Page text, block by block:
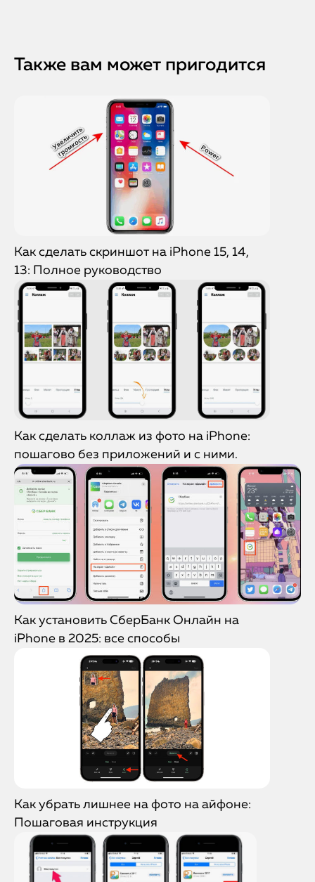
Также вам может пригодится
Как сделать скриншот на iPhone 15, 14,
13: Полное руководство
Как сделать коллаж из фото на iPhone:
пошагово без приложений и с ними.
Как установить СберБанк Онлайн на
iPhone в 2025: все способы
Как убрать лишнее на фото на айфоне:
Пошаговая инструкция